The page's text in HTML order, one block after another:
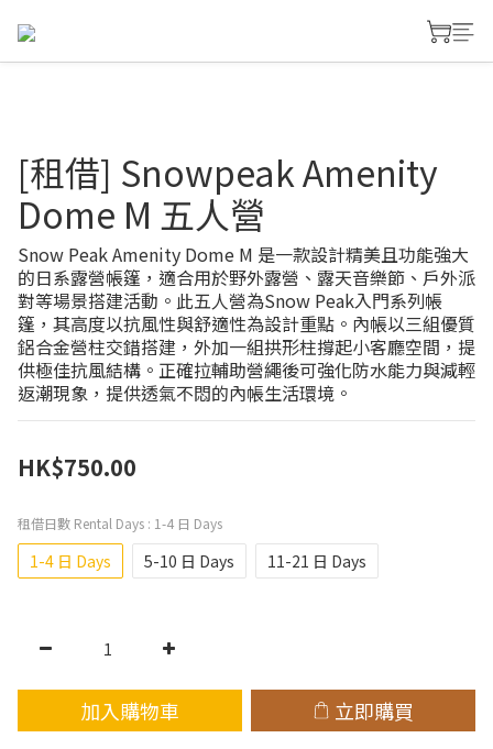
[租借] Snowpeak Amenity
Dome M 五人營
Snow Peak Amenity Dome M 是一款設計精美且功能強大
的日系露營帳篷，適合用於野外露營、露天音樂節、戶外派
對等場景搭建活動。此五人營為Snow Peak入門系列帳
篷，其高度以抗風性與舒適性為設計重點。內帳以三組優質
鋁合金營柱交錯搭建，外加一組拱形柱撐起小客廳空間，提
供極佳抗風結構。正確拉輔助營繩後可強化防水能力與減輕
返潮現象，提供透氣不悶的內帳生活環境。
HK$750.00
租借日數 Rental Days : 1-4 日 Days
1-4 日 Days 5-10 日 Days 11-21 日 Days
加入購物車 立即購買